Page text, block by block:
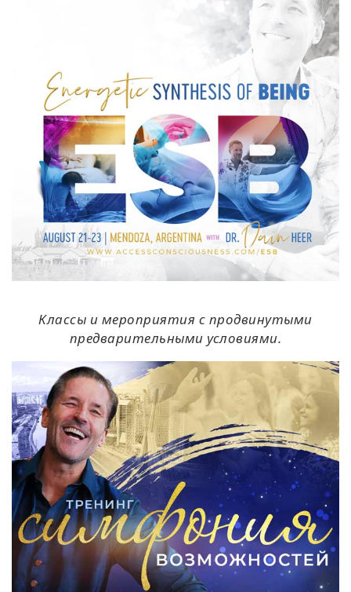
Классы и мероприятия с продвинутыми
предварительными условиями.